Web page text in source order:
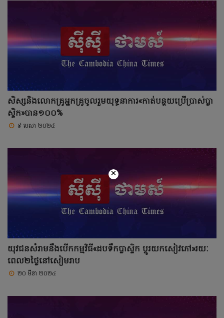
សិស្សនិងលោកគ្រូអ្នកគ្រូចូលរួមយុទ្ធនាការ«កាត់បន្ថយប្រើប្រាស់ប្លា
ស្ទិក»បាន១០០%
៩ មេសា ២០២៤
យុវជនសំរាមនឹងបើកកម្មវិធី«ដបទឹកប្លាស្ទិក ប្តូរយកសៀវភៅ»រយៈ
ពេល២ថ្ងៃនៅសៀមរាប
២០ មីនា ២០២៤
×